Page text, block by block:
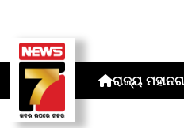
ରାଜ୍ୟ